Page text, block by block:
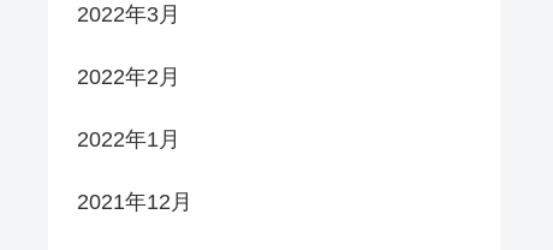
2022年3月
2022年2月
2022年1月
2021年12月